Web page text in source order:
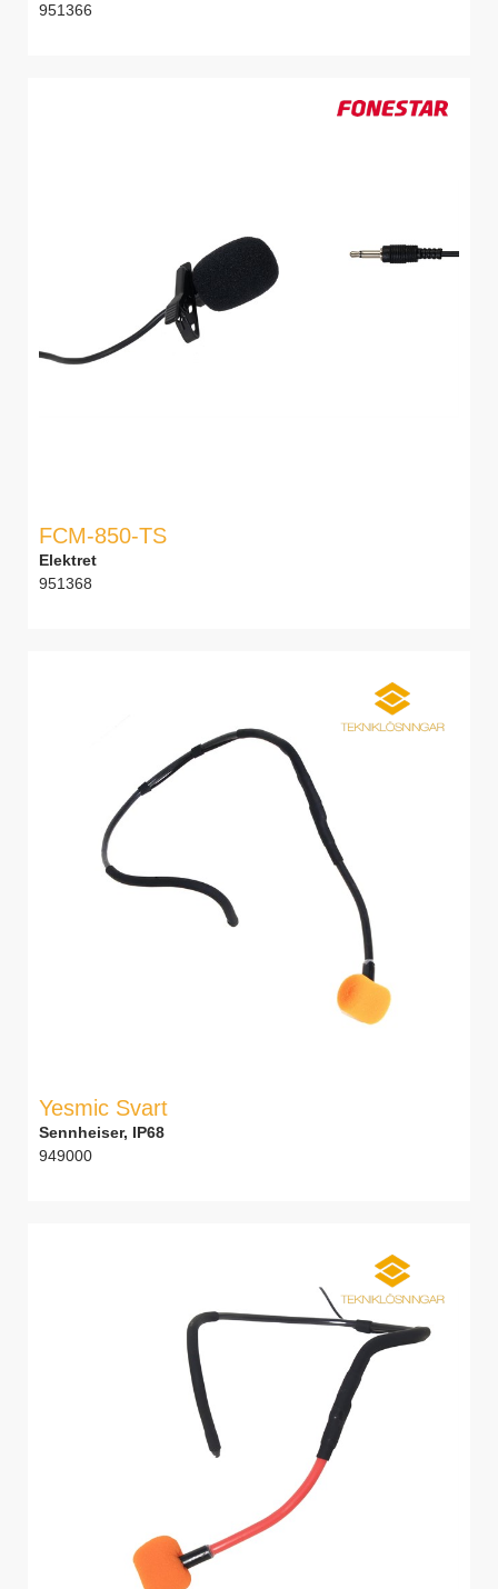
951366
FCM-850-TS
Elektret
951368
Yesmic Svart
Sennheiser, IP68
949000